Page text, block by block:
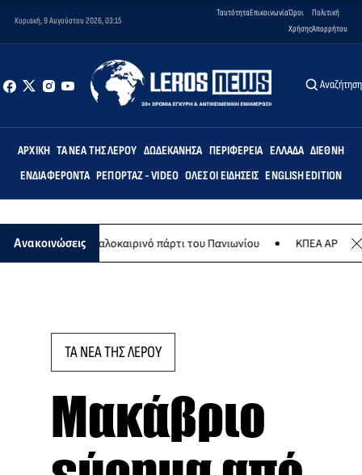
Κυριακή, 9 Αυγούστου 2026, 03:15
ΤαυτότηταΕπικοινωνίαΌροι
Χρήσης
Πολιτική
Απορρήτου
Αναζήτηση
ΑΡΧΙΚΉ ΤΑ ΝΈΑ ΤΗΣ ΛΈΡΟΥ ΔΩΔΕΚΆΝΗΣΑ ΠΕΡΙΦΈΡΕΙΑ ΕΛΛΆΔΑ ΔΙΕΘΝΉ
ΕΝΔΙΑΦΈΡΟΝΤΑ ΡΕΠΟΡΤΆΖ - VIDEO ΌΛΕΣ ΟΙ ΕΙΔΉΣΕΙΣ ENGLISH EDITION
Ανακοινώσειςτο καλοκαιρινό πάρτι του Πανιωνίου ΚΠΕΑ ΑΡΤΕΜΙΣ:
ΤΑ ΝΕΑ ΤΗΣ ΛΕΡΟΥ
Μακάβριο